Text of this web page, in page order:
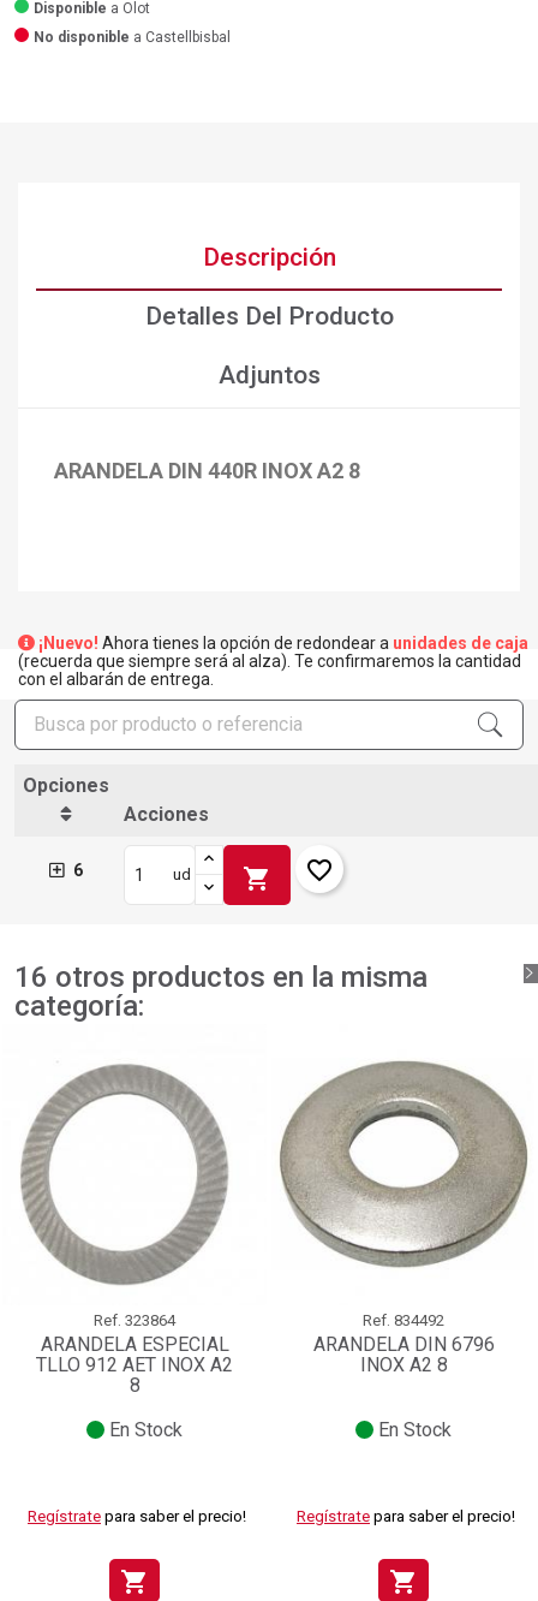
Añadir a la lista de deseos ×
Crear lista de deseos ×
Nombre de la lista de deseos
Cancelar
Iniciar sesión ×
Debe iniciar sesión para guardar productos en su lista de
Disponible a Olot
No disponible a Castellbisbal
Descripción
Detalles Del Producto
Adjuntos
ARANDELA DIN 440R INOX A2 8
¡Nuevo! Ahora tienes la opción de redondear a unidades de caja
(recuerda que siempre será al alza). Te confirmaremos la cantidad
con el albarán de entrega.
Opciones
Acciones
6 ud shopping_cart favorite_border
16 otros productos en la misma
categoría:
Ref. 323864
ARANDELA ESPECIAL
TLLO 912 AET INOX A2
8
En Stock
Regístrate para saber el precio!
shopping_cart
Ref. 834492
ARANDELA DIN 6796
INOX A2 8
En Stock
Regístrate para saber el precio!
shopping_cart